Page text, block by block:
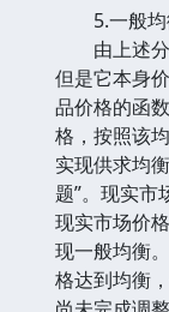
5.一般均
由上述分
但是它本身
品价格的函
格，按照该
实现供求均
题”。现实市
现实市场价
现一般均衡
格达到均衡